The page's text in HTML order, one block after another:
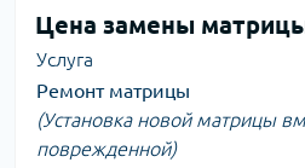
Цена замены
Услуга
Ремонт матрицы
(Установка новой матрицы
поврежденной)